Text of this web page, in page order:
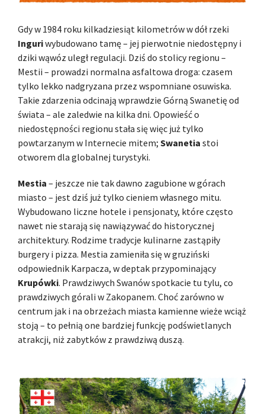
Gdy w 1984 roku kilkadziesiąt kilometrów w dół rzeki
Inguriwybudowano tamę – jej pierwotnie niedostępny i
dziki wąwóz uległ regulacji. Dziś do stolicy regionu –
Mestii – prowadzi normalna asfaltowa droga: czasem
tylko lekko nadgryzana przez wspomniane osuwiska.
Takie zdarzenia odcinają wprawdzie Górną Swanetię od
świata – ale zaledwie na kilka dni. Opowieść o
niedostępności regionu stała się więc już tylko
powtarzanym w Internecie mitem; Swanetia stoi
otworem dla globalnej turystyki.
Mestia – jeszcze nie tak dawno zagubione w górach
miasto – jest dziś już tylko cieniem własnego mitu.
Wybudowano liczne hotele i pensjonaty, które często
nawet nie starają się nawiązywać do historycznej
architektury. Rodzime tradycje kulinarne zastąpiły
burgery i pizza. Mestia zamieniła się w gruziński
odpowiednik Karpacza, w deptak przypominający
Krupówki. Prawdziwych Swanów spotkacie tu tylu, co
prawdziwych górali w Zakopanem. Choć zarówno w
centrum jak i na obrzeżach miasta kamienne wieże wciąż
stoją – to pełnią one bardziej funkcję podświetlanych
atrakcji, niż zabytków z prawdziwą duszą.